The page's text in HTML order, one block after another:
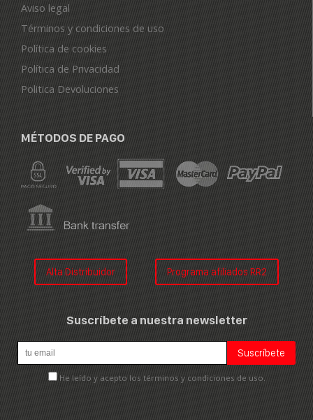
Aviso legal
Términos y condiciones de uso
Política de cookies
Política de Privacidad
Politica Devoluciones
MÉTODOS DE PAGO
Alta Distribuidor Programa afiliados RR2
Suscríbete a nuestra newsletter
He leído y acepto los términos y condiciones de uso.